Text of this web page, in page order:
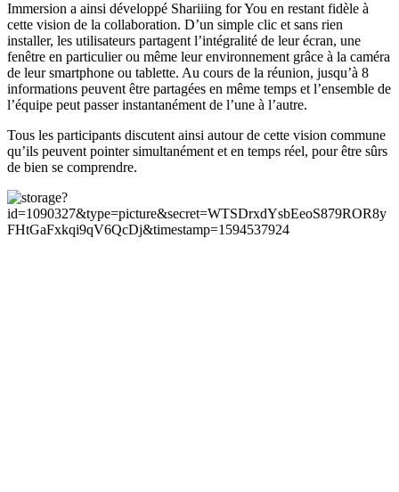
Immersion a ainsi développé Shariiing for You en restant fidèle à
cette vision de la collaboration. D’un simple clic et sans rien
installer, les utilisateurs partagent l’intégralité de leur écran, une
fenêtre en particulier ou même leur environnement grâce à la caméra
de leur smartphone ou tablette. Au cours de la réunion, jusqu’à 8
informations peuvent être partagées en même temps et l’ensemble de
l’équipe peut passer instantanément de l’une à l’autre.
Tous les participants discutent ainsi autour de cette vision commune
qu’ils peuvent pointer simultanément et en temps réel, pour être sûrs
de bien se comprendre.